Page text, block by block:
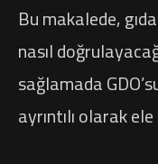
Bu makalede,
nasıl
sağlamada
ayrıntılı olarak